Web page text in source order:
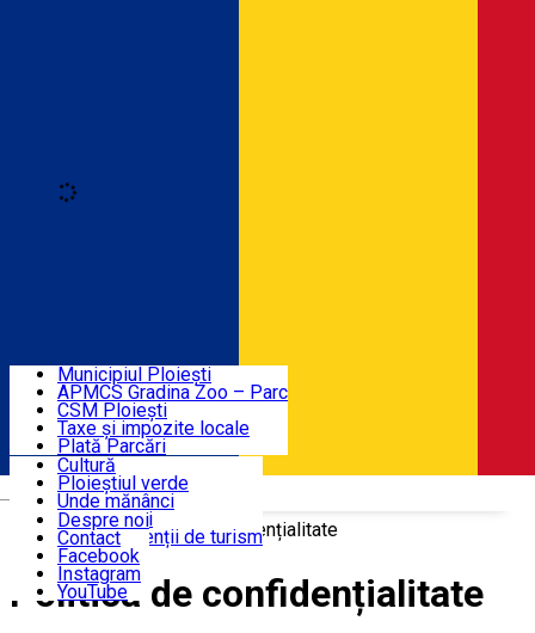
Română
Agenda evenimentelor
Știri Primărie
Turist în Ploiești
Contact
Municipiul Ploiești
APMCS Gradina Zoo – Parc
CSM Ploiești
Taxe și impozite locale
Plată Parcări
Cultură
Ploieștiul verde
Unde mănânci
Unde dormi
Ghizi și agenții de turism
Despre noi
Contact
Facebook
Instagram
YouTube
Acasă Politica de confidențialitate
Politica de confidențialitate